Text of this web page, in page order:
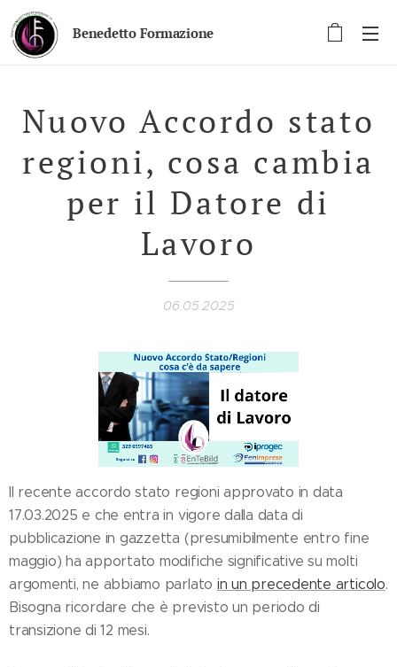
Benedetto Formazione
Nuovo Accordo stato
regioni, cosa cambia
per il Datore di
Lavoro
06.05.2025
Il recente accordo stato regioni approvato in data
17.03.2025 e che entra in vigore dalla data di
pubblicazione in gazzetta (presumibilmente entro fine
maggio) ha apportato modifiche significative su molti
argomenti, ne abbiamo parlato in un precedente articolo.
Bisogna ricordare che è previsto un periodo di
transizione di 12 mesi.